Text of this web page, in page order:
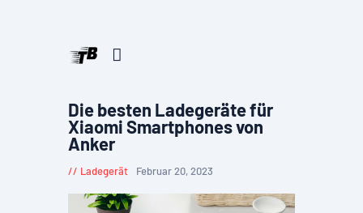
Die besten Ladegeräte für
Xiaomi Smartphones von
Anker
Ladegerät Februar 20, 2023